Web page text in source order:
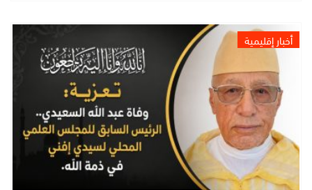
أخبار إقليمية